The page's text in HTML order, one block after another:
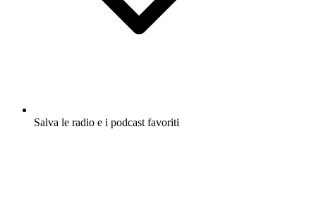
Salva le radio e i podcast favoriti